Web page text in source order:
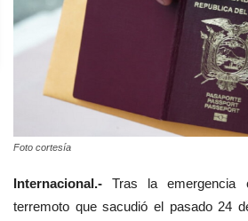
Foto cortesía
Internacional.- Tras la emergencia
terremoto que sacudió el pasado 24